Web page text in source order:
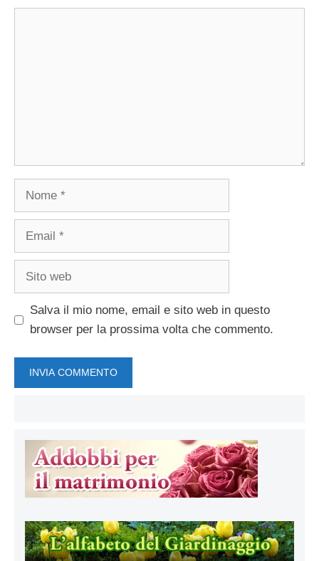
Nome
Email
Sito
Salva il mio nome, email e sito web in questo
browser per la prossima volta che commento.